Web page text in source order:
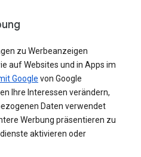
zu Werbeanzeigen
auf Websites und in Apps im
Google von Google
Ihre Interessen verändern,
Daten verwendet
Werbung präsentieren zu
aktivieren oder